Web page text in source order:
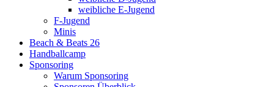
weibliche E-Jugend
F-Jugend
Minis
Beach & Beats 26
Handballcamp
Sponsoring
Warum Sponsoring